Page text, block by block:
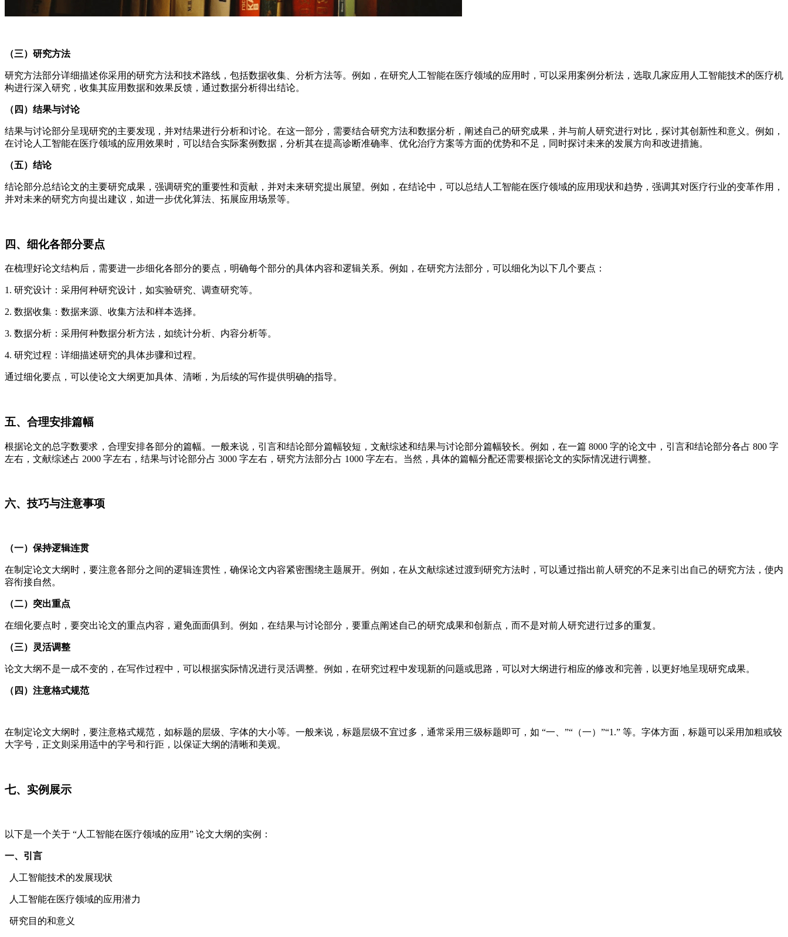
（三）研究方法
研究方法部分详细描述你采用的研究方法和技术路线，包括数据收集、分析方法等。例如，在研究人工智能在医疗领域的应用时，可以采用案例分析法，选取几家应用人工智能技术的医疗机
构进行深入研究，收集其应用数据和效果反馈，通过数据分析得出结论。
（四）结果与讨论
结果与讨论部分呈现研究的主要发现，并对结果进行分析和讨论。在这一部分，需要结合研究方法和数据分析，阐述自己的研究成果，并与前人研究进行对比，探讨其创新性和意义。例如，
在讨论人工智能在医疗领域的应用效果时，可以结合实际案例数据，分析其在提高诊断准确率、优化治疗方案等方面的优势和不足，同时探讨未来的发展方向和改进措施。
（五）结论
结论部分总结论文的主要研究成果，强调研究的重要性和贡献，并对未来研究提出展望。例如，在结论中，可以总结人工智能在医疗领域的应用现状和趋势，强调其对医疗行业的变革作用，
并对未来的研究方向提出建议，如进一步优化算法、拓展应用场景等。
四、细化各部分要点
在梳理好论文结构后，需要进一步细化各部分的要点，明确每个部分的具体内容和逻辑关系。例如，在研究方法部分，可以细化为以下几个要点：
1. 研究设计：采用何种研究设计，如实验研究、调查研究等。
2. 数据收集：数据来源、收集方法和样本选择。
3. 数据分析：采用何种数据分析方法，如统计分析、内容分析等。
4. 研究过程：详细描述研究的具体步骤和过程。
通过细化要点，可以使论文大纲更加具体、清晰，为后续的写作提供明确的指导。
五、合理安排篇幅
根据论文的总字数要求，合理安排各部分的篇幅。一般来说，引言和结论部分篇幅较短，文献综述和结果与讨论部分篇幅较长。例如，在一篇 8000 字的论文中，引言和结论部分各占 800 字
左右，文献综述占 2000 字左右，结果与讨论部分占 3000 字左右，研究方法部分占 1000 字左右。当然，具体的篇幅分配还需要根据论文的实际情况进行调整。
六、技巧与注意事项
（一）保持逻辑连贯
在制定论文大纲时，要注意各部分之间的逻辑连贯性，确保论文内容紧密围绕主题展开。例如，在从文献综述过渡到研究方法时，可以通过指出前人研究的不足来引出自己的研究方法，使内
容衔接自然。
（二）突出重点
在细化要点时，要突出论文的重点内容，避免面面俱到。例如，在结果与讨论部分，要重点阐述自己的研究成果和创新点，而不是对前人研究进行过多的重复。
（三）灵活调整
论文大纲不是一成不变的，在写作过程中，可以根据实际情况进行灵活调整。例如，在研究过程中发现新的问题或思路，可以对大纲进行相应的修改和完善，以更好地呈现研究成果。
（四）注意格式规范
在制定论文大纲时，要注意格式规范，如标题的层级、字体的大小等。一般来说，标题层级不宜过多，通常采用三级标题即可，如 “一、”“（一）”“1.” 等。字体方面，标题可以采用加粗或较
大字号，正文则采用适中的字号和行距，以保证大纲的清晰和美观。
七、实例展示
以下是一个关于 “人工智能在医疗领域的应用” 论文大纲的实例：
一、引言
人工智能技术的发展现状
人工智能在医疗领域的应用潜力
研究目的和意义